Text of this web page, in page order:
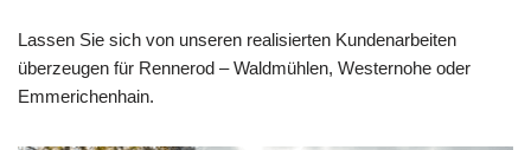
Lassen Sie sich von unseren realisierten Kundenarbeiten
überzeugen für Rennerod – Waldmühlen, Westernohe oder
Emmerichenhain.